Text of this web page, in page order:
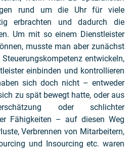
rund um die Uhr für viele
erbrachten und dadurch die
Um mit so einem Dienstleister
musste man aber zunächst
entwickeln,
einbinden und kontrollieren
sich doch nicht – entweder
zu spät bewegt hatte, oder aus
oder schlichter
Fähigkeiten – auf diesen Weg
Verbrennen von Mitarbeitern,
und Insourcing etc. waren